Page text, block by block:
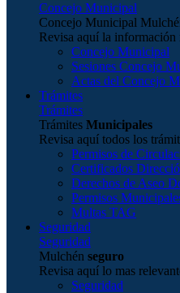
Concejo Municipal
Concejo Municipal
Revisa aquí la
Concejo Municipal
Sesiones Concejo
Actas del Concejo
Trámites
Trámites
Trámites Municipales
Revisa aquí todos los
Permisos de
Certificados
Derechos de Aseo
Permisos
Multas TAG
Seguridad
Seguridad
Mulchén seguro
Revisa aquí lo mas
Seguridad